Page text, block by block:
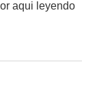
aqui leyendo